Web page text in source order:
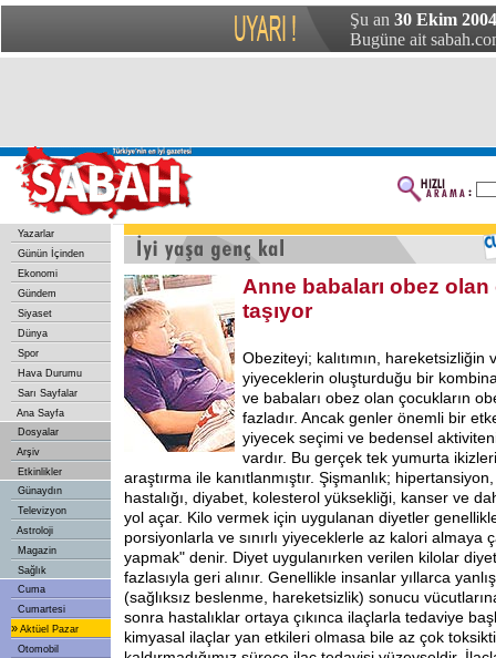
Şu an 30 Ekim
Bugüne ait
Yazarlar
Günün İçinden
Ekonomi
Gündem
Siyaset
Dünya
Spor
Hava Durumu
Sarı Sayfalar
Ana Sayfa
Dosyalar
Arşiv
Etkinlikler
Günaydın
Televizyon
Astroloji
Magazin
Sağlık
Cuma
Cumartesi
» Aktüel Pazar
Otomobil
Anne babaları obez
taşıyor
Obeziteyi; kalıtımın, hareketsizliğin
yiyeceklerin oluşturduğu bir
ve babaları obez olan çocukların
fazladır. Ancak genler önemli bir
yiyecek seçimi ve bedensel
vardır. Bu gerçek tek yumurta
araştırma ile kanıtlanmıştır. Şişmanlık;
hastalığı, diyabet, kolesterol yüksekliği, kanser ve
yol açar. Kilo vermek için uygulanan diyetler genellikle
porsiyonlarla ve sınırlı yiyeceklerle az kalori almaya
yapmak" denir. Diyet uygulanırken verilen kilolar
fazlasıyla geri alınır. Genellikle insanlar yıllarca
(sağlıksız beslenme, hareketsizlik) sonucu
sonra hastalıklar ortaya çıkınca ilaçlarla tedaviye
kimyasal ilaçlar yan etkileri olmasa bile az çok